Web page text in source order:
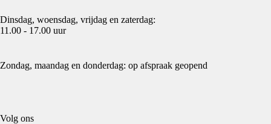
Dinsdag, woensdag, vrijdag en zaterdag:
11.00 - 17.00 uur
Zondag, maandag en donderdag: op afspraak geopend
Volg ons